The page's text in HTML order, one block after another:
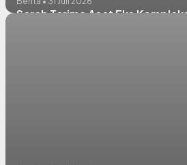
Serah Terima Aset Eks